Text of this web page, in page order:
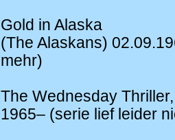
Gold in Alaska
(The Alaskans)
mehr)
The Wednesday
1965– (serie lief leider